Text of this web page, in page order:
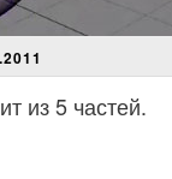
из 5 частей.